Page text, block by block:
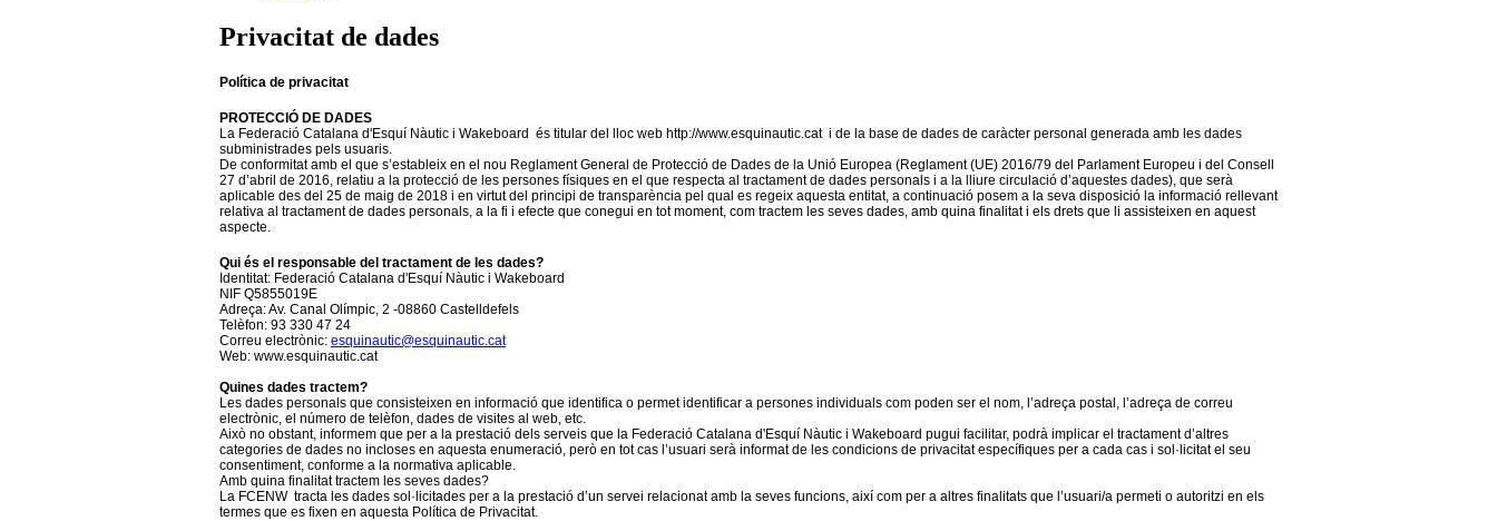
Privacitat de dades
Política de privacitat
PROTECCIÓ DE DADES
La Federació Catalana d'Esquí Nàutic i Wakeboard és titular del lloc web http://www.esquinautic.cat i de la base de dades de caràcter personal generada amb les dades
subministrades pels usuaris.
De conformitat amb el que s’estableix en el nou Reglament General de Protecció de Dades de la Unió Europea (Reglament (UE) 2016/79 del Parlament Europeu i del Consell
27 d’abril de 2016, relatiu a la protecció de les persones físiques en el que respecta al tractament de dades personals i a la lliure circulació d’aquestes dades), que serà
aplicable des del 25 de maig de 2018 i en virtut del principi de transparència pel qual es regeix aquesta entitat, a continuació posem a la seva disposició la informació rellevant
relativa al tractament de dades personals, a la fi i efecte que conegui en tot moment, com tractem les seves dades, amb quina finalitat i els drets que li assisteixen en aquest
aspecte.
Qui és el responsable del tractament de les dades?
Identitat: Federació Catalana d'Esquí Nàutic i Wakeboard
NIF Q5855019E
Adreça: Av. Canal Olímpic, 2 -08860 Castelldefels
Telèfon: 93 330 47 24
Correu electrònic: esquinautic@esquinautic.cat
Web: www.esquinautic.cat
Quines dades tractem?
Les dades personals que consisteixen en informació que identifica o permet identificar a persones individuals com poden ser el nom, l’adreça postal, l’adreça de correu
electrònic, el número de telèfon, dades de visites al web, etc.
Això no obstant, informem que per a la prestació dels serveis que la Federació Catalana d'Esquí Nàutic i Wakeboard pugui facilitar, podrà implicar el tractament d’altres
categories de dades no incloses en aquesta enumeració, però en tot cas l’usuari serà informat de les condicions de privacitat específiques per a cada cas i sol·licitat el seu
consentiment, conforme a la normativa aplicable.
Amb quina finalitat tractem les seves dades?
La FCENW tracta les dades sol·licitades per a la prestació d’un servei relacionat amb la seves funcions, així com per a altres finalitats que l’usuari/a permeti o autoritzi en els
termes que es fixen en aquesta Política de Privacitat.